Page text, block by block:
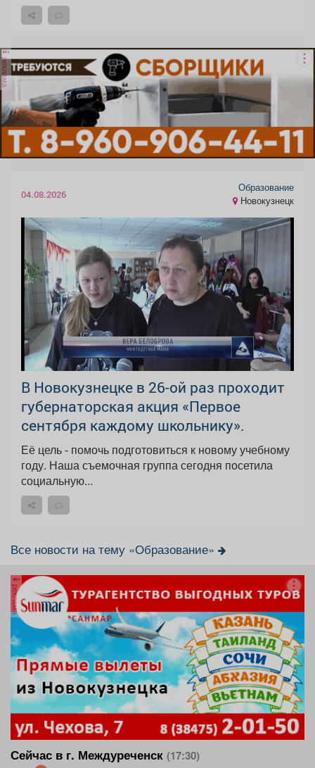
реклама
04.08.2026
Образование
Новокузнецк
В Новокузнецке в 26-ой раз проходит
губернаторская акция «Первое
сентября каждому школьнику».
Её цель - помочь подготовиться к новому учебному
году. Наша съемочная группа сегодня посетила
социальную...
Все новости на тему «Образование»
реклама
Сейчас в г. Междуреченск (17:30)